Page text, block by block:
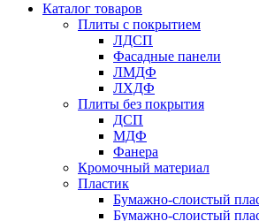
Каталог товаров
Плиты с покрытием
ЛДСП
Фасадные панели
ЛМДФ
ЛХДФ
Плиты без покрытия
ДСП
МДФ
Фанера
Кромочный материал
Пластик
Бумажно-слоистый
Бумажно-слоистый